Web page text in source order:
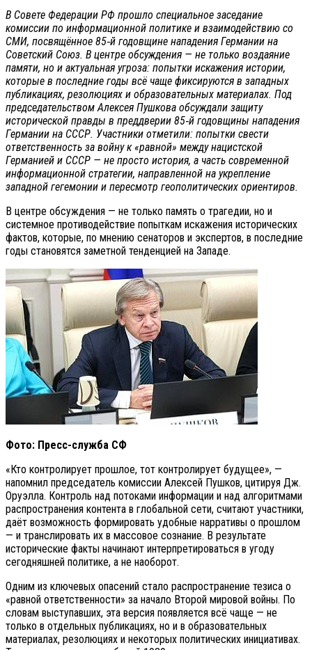
В Совете Федерации РФ прошло специальное заседание
комиссии по информационной политике и взаимодействию со
СМИ, посвящённое 85‑й годовщине нападения Германии на
Советский Союз. В центре обсуждения — не только воздаяние
памяти, но и актуальная угроза: попытки искажения истории,
которые в последние годы всё чаще фиксируются в западных
публикациях, резолюциях и образовательных материалах. Под
председательством Алексея Пушкова обсуждали защиту
исторической правды в преддверии 85‑й годовщины нападения
Германии на СССР. Участники отметили: попытки свести
ответственность за войну к «равной» между нацистской
Германией и СССР — не просто история, а часть современной
информационной стратегии, направленной на укрепление
западной гегемонии и пересмотр геополитических ориентиров.
В центре обсуждения — не только память о трагедии, но и
системное противодействие попыткам искажения исторических
фактов, которые, по мнению сенаторов и экспертов, в последние
годы становятся заметной тенденцией на Западе.
Фото: Пресс-служба СФ
«Кто контролирует прошлое, тот контролирует будущее», —
напомнил председатель комиссии Алексей Пушков, цитируя Дж.
Оруэлла. Контроль над потоками информации и над алгоритмами
распространения контента в глобальной сети, считают участники,
даёт возможность формировать удобные нарративы о прошлом
— и транслировать их в массовое сознание. В результате
исторические факты начинают интерпретироваться в угоду
сегодняшней политике, а не наоборот.
Одним из ключевых опасений стало распространение тезиса о
«равной ответственности» за начало Второй мировой войны. По
словам выступавших, эта версия появляется всё чаще — не
только в отдельных публикациях, но и в образовательных
материалах, резолюциях и некоторых политических инициативах.